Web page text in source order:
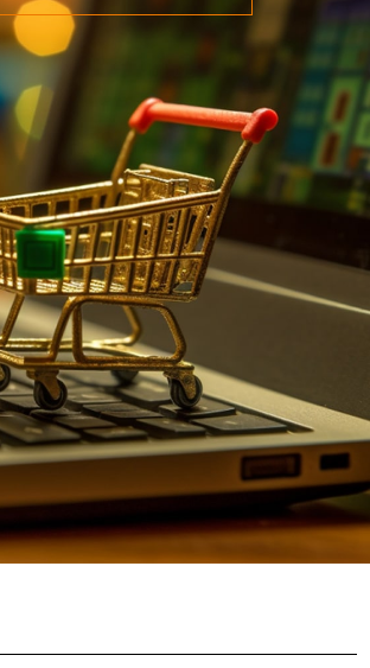
コミュニティ